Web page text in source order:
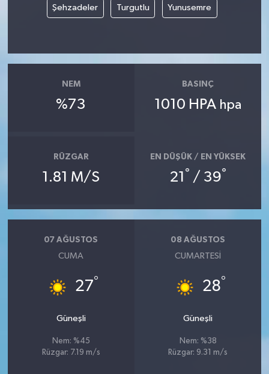
Şehzadeler Turgutlu Yunusemre
NEM
%73
BASINÇ
1010 HPA hpa
RÜZGAR
1.81 M/S
EN DÜŞÜK / EN YÜKSEK
21 ° / 39°
07 AĞUSTOS
CUMA
27°
Güneşli
Nem: %45
Rüzgar: 7.19 m/s
08 AĞUSTOS
CUMARTESI
28°
Güneşli
Nem: %38
Rüzgar: 9.31 m/s